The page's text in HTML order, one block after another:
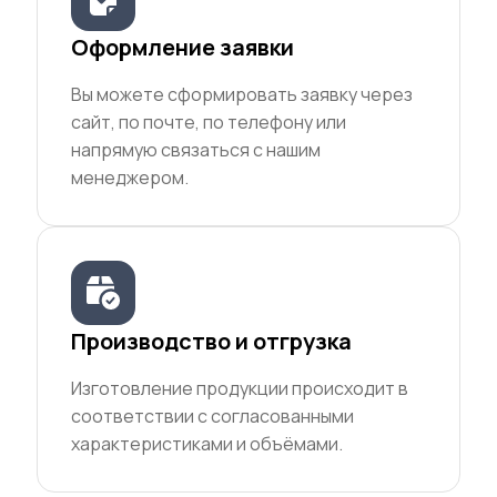
Оформление заявки
Вы можете сформировать заявку через
сайт, по почте, по телефону или
напрямую связаться с нашим
менеджером.
Производство и отгрузка
Изготовление продукции происходит в
соответствии с согласованными
характеристиками и объёмами.